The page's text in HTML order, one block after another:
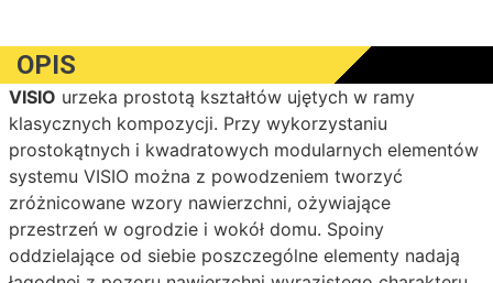
OPIS
VISIO urzeka prostotą kształtów ujętych w ramy
klasycznych kompozycji. Przy wykorzystaniu
prostokątnych i kwadratowych modularnych elementów
systemu VISIO można z powodzeniem tworzyć
zróżnicowane wzory nawierzchni, ożywiające
przestrzeń w ogrodzie i wokół domu. Spoiny
oddzielające od siebie poszczególne elementy nadają